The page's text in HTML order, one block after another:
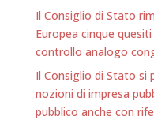
Il Consiglio di Stato
Europea cinque
controllo analogo
Il Consiglio di Stato si
nozioni di impresa
pubblico anche con